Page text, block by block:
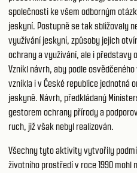
společnosti ke všem odborným
jeskyní. Postupně se tak sbližovaly
využívání jeskyní, způsoby jejich
ochrany a využívání, ale i představy
Vznikl návrh, aby podle
vznikla i v České republice jednotná
jeskyně. Návrh, předkládaný
gestorem ochrany přírody a
ruch, již však nebyl realizován.
Všechny tyto aktivity vytvořily
životního prostředí v roce 1990 mohl